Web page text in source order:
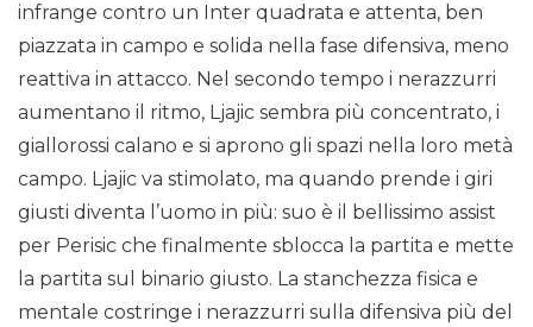
infrange contro un Inter quadrata e attenta, ben
piazzata in campo e solida nella fase difensiva, meno
reattiva in attacco. Nel secondo tempo i nerazzurri
aumentano il ritmo, Ljajic sembra più concentrato, i
giallorossi calano e si aprono gli spazi nella loro metà
campo. Ljajic va stimolato, ma quando prende i giri
giusti diventa l’uomo in più: suo è il bellissimo assist
per Perisic che finalmente sblocca la partita e mette
la partita sul binario giusto. La stanchezza fisica e
mentale costringe i nerazzurri sulla difensiva più del